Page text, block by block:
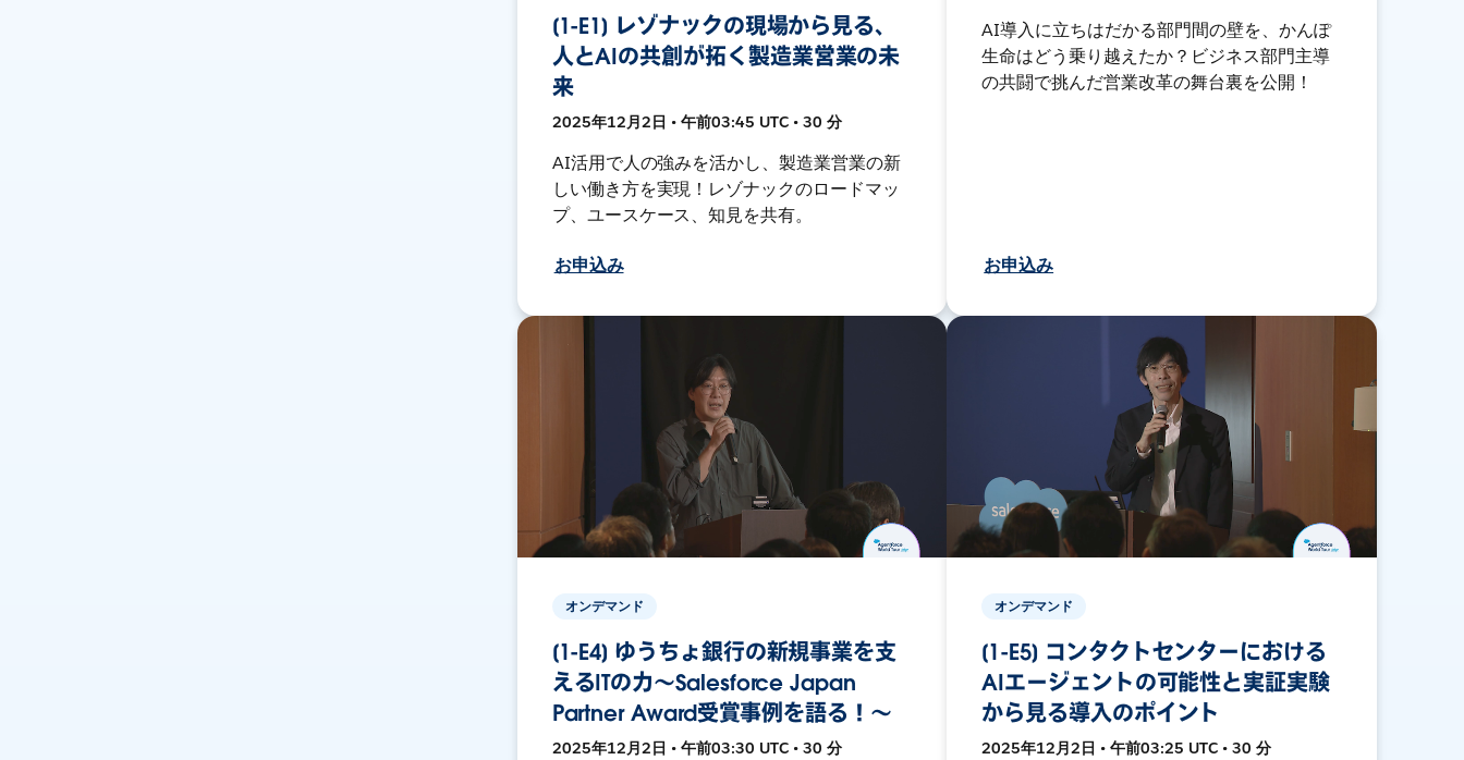
[1-E1] レゾナックの現場から見る、
人とAIの共創が拓く製造業営業の未
来
2025年12月2日 • 午前03:45 UTC • 30 分
AI活用で人の強みを活かし、製造業営業の新
しい働き方を実現！レゾナックのロードマッ
プ、ユースケース、知見を共有。
お申込み
AI導入に立ちはだかる部門間の壁を、かんぽ
生命はどう乗り越えたか？ビジネス部門主導
の共闘で挑んだ営業改革の舞台裏を公開！
お申込み
オンデマンド
[1-E4] ゆうちょ銀行の新規事業を支
えるITの力～Salesforce Japan
Partner Award受賞事例を語る！～
2025年12月2日 • 午前03:30 UTC • 30 分
オンデマンド
[1-E5] コンタクトセンターにおける
AIエージェントの可能性と実証実験
から見る導入のポイント
2025年12月2日 • 午前03:25 UTC • 30 分